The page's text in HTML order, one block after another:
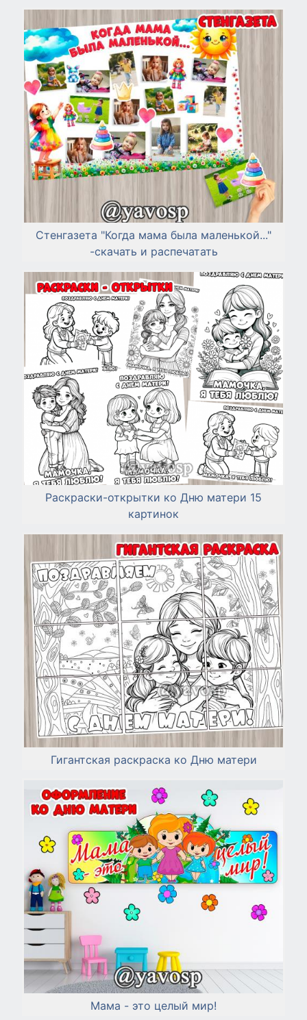
Стенгазета "Когда мама была маленькой..."
-скачать и распечатать
Раскраски-открытки ко Дню матери 15
картинок
Гигантская раскраска ко Дню матери
Мама - это целый мир!